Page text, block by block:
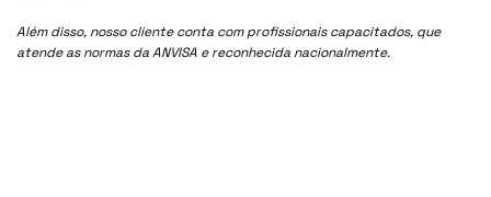
Além disso, nosso cliente conta com profissionais capacitados, que
atende as normas da ANVISA e reconhecida nacionalmente.